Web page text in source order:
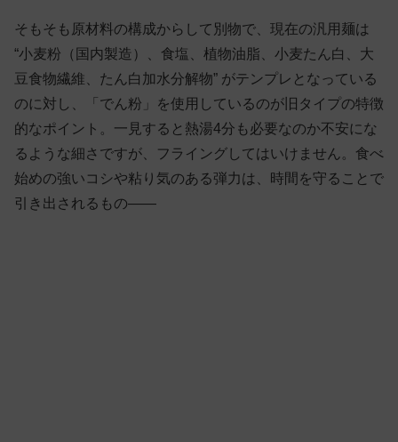
そもそも原材料の構成からして別物で、現在の汎用麺は
“小麦粉（国内製造）、食塩、植物油脂、小麦たん白、大
豆食物繊維、たん白加水分解物” がテンプレとなっている
のに対し、「でん粉」を使用しているのが旧タイプの特徴
的なポイント。一見すると熱湯4分も必要なのか不安にな
るような細さですが、フライングしてはいけません。食べ
始めの強いコシや粘り気のある弾力は、時間を守ることで
引き出されるもの——